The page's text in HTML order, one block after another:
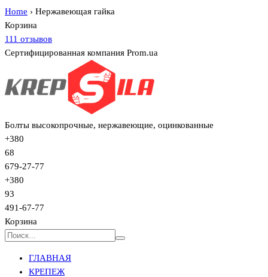
Home › Нержавеющая гайка
Корзина
111 отзывов
Сертифицированная компания Prom.ua
Болты высокопрочные, нержавеющие, оцинкованные
+380
68
679-27-77
+380
93
491-67-77
Корзина
ГЛАВНАЯ
КРЕПЕЖ